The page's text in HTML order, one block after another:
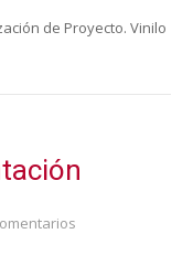
de Proyecto. Vinilo